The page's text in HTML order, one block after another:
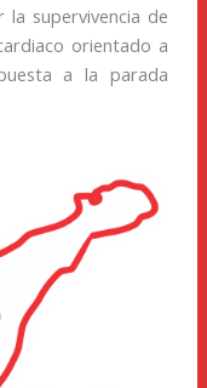
supervivencia de
orientado a
a la parada